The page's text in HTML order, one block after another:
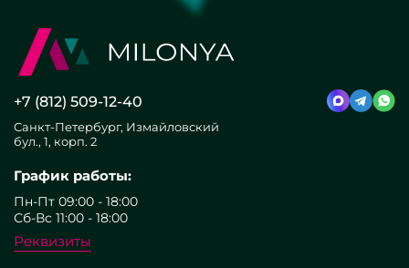
+7 (812) 509-12-40
Санкт-Петербург, Измайловский
бул., 1, корп. 2
График работы:
Пн-Пт 09:00 - 18:00
Сб-Вс 11:00 - 18:00
Реквизиты